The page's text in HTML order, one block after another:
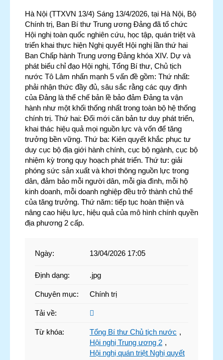
Hà Nội (TTXVN 13/4) Sáng 13/4/2026, tại Hà Nội, Bộ
Chính trị, Ban Bí thư Trung ương Đảng đã tổ chức
Hội nghị toàn quốc nghiên cứu, học tập, quán triệt và
triển khai thực hiện Nghị quyết Hội nghị lần thứ hai
Ban Chấp hành Trung ương Đảng khóa XIV. Dự và
phát biểu chỉ đạo Hội nghị, Tổng Bí thư, Chủ tịch
nước Tô Lâm nhấn mạnh 5 vấn đề gồm: Thứ nhất:
phải nhận thức đầy đủ, sâu sắc rằng các quy định
của Đảng là thể chế bản lề bảo đảm Đảng ta vận
hành như một khối thống nhất trong toàn bộ hệ thống
chính trị. Thứ hai: Đổi mới căn bản tư duy phát triển,
khai thác hiệu quả mọi nguồn lực và vốn để tăng
trưởng bền vững. Thứ ba: Kiên quyết khắc phục tư
duy cục bộ địa giới hành chính, cục bộ ngành, cục bộ
nhiệm kỳ trong quy hoạch phát triển. Thứ tư: giải
phóng sức sản xuất và khơi thông nguồn lực trong
dân, đảm bảo mỗi người dân, mỗi gia đình, mỗi hộ
kinh doanh, mỗi doanh nghiệp đều trở thành chủ thể
của tăng trưởng. Thứ năm: tiếp tục hoàn thiện và
nâng cao hiệu lực, hiệu quả của mô hình chính quyền
địa phương 2 cấp.
Ngày: 13/04/2026 17:05
Định dạng: .jpg
Chuyên mục: Chính trị
Tải về:
Từ khóa: Tổng Bí thư Chủ tịch nước ,
Hội nghị Trung ương 2 ,
Hội nghị quán triệt Nghị quyết